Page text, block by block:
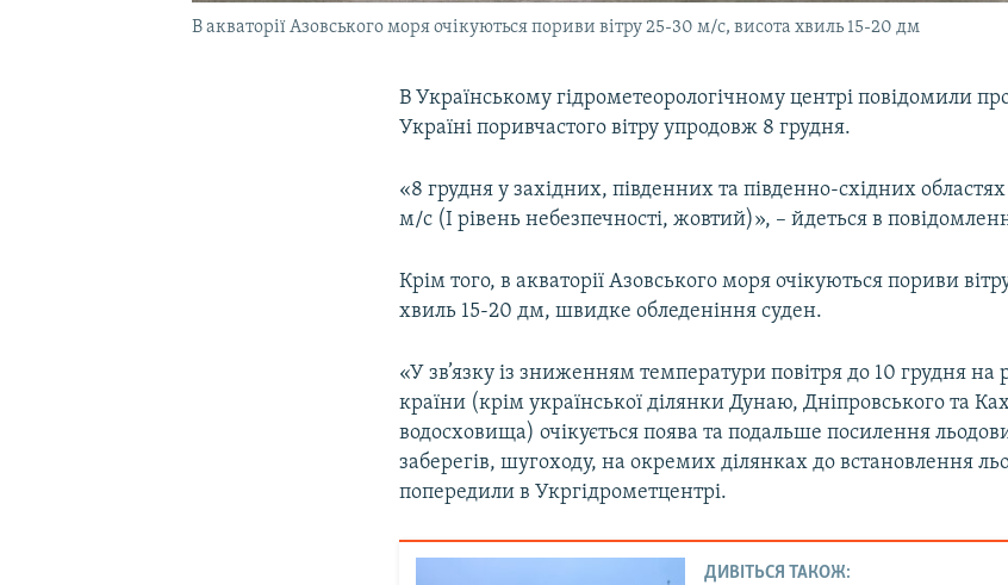
В акваторії Азовського моря очікуються пориви вітру 25-30 м/с, висота хвиль 15-20 дм
В Українському гідрометеорологічному центрі повідомили
Україні поривчастого вітру упродовж 8 грудня.
«8 грудня у західних, південних та південно-східних
м/с (І рівень небезпечності, жовтий)», – йдеться в
Крім того, в акваторії Азовського моря очікуються пориви
хвиль 15-20 дм, швидке обледеніння суден.
«У зв’язку iз зниженням температури повітря до 10 грудня на
країни (крім української ділянки Дунаю, Дніпровського та
водосховища) очікується поява та подальше посилення
заберегів, шугоходу, на окремих ділянках до встановлення
попередили в Укргідрометцентрі.
ДИВІТЬСЯ ТАКОЖ: